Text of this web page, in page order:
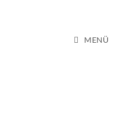
MENÜ